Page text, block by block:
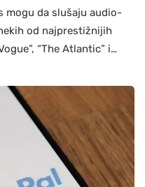
mogu da slušaju audio-
od najprestižnijih
“The Atlantic” i…